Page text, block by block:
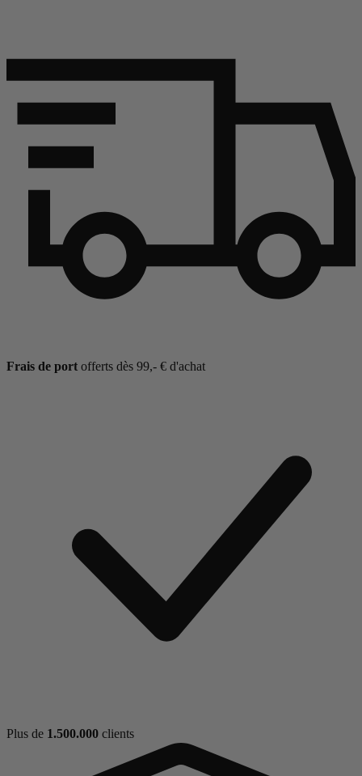
Frais de port offerts dès 99,- € d'achat
Plus de 1.500.000 clients